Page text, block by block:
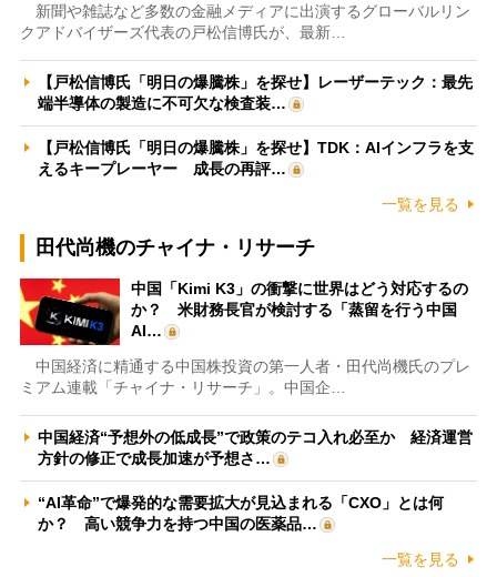
新聞や雑誌など多数の金融メディアに出演するグローバルリン
クアドバイザーズ代表の戸松信博氏が、最新…
【戸松信博氏「明日の爆騰株」を探せ】レーザーテック：最先
端半導体の製造に不可欠な検査装…
【戸松信博氏「明日の爆騰株」を探せ】TDK：AIインフラを支
えるキープレーヤー 成長の再評…
一覧を見る
田代尚機のチャイナ・リサーチ
中国「Kimi K3」の衝撃に世界はどう対応するの
か？ 米財務長官が検討する「蒸留を行う中国
AI…
中国経済に精通する中国株投資の第一人者・田代尚機氏のプレ
ミアム連載「チャイナ・リサーチ」。中国企…
中国経済“予想外の低成長”で政策のテコ入れ必至か 経済運営
方針の修正で成長加速が予想さ…
“AI革命”で爆発的な需要拡大が見込まれる「CXO」とは何
か？ 高い競争力を持つ中国の医薬品…
一覧を見る